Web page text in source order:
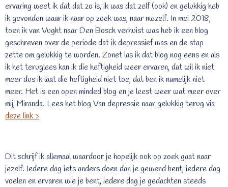
ervaring weet ik dat dat zo is, ik was dat zelf (ook) en gelukkig heb
ik gevonden waar ik naar op zoek was, naar mezelf. In mei 2018,
toen ik van Vught naar Den Bosch verhuist was heb ik een blog
geschreven over de periode dat ik depressief was en de stap
zette om gelukkig te worden. Zonet las ik dat blog nog eens en als
ik het teruglees kan ik die heftigheid weer ervaren, dat wil ik niet
meer dus ik laat die heftigheid niet toe, dat ben ik namelijk niet
meer. Het is een open minded blog en je leest weer wat meer over
mij, Miranda. Lees het blog Van depressie naar gelukkig terug via
deze link >
Dit schrijf ik allemaal waardoor je hopelijk ook op zoek gaat naar
jezelf. Iedere dag iets anders doen dan je gewend bent, iedere dag
voelen en ervaren wie je bent, iedere dag je gedachten steeds